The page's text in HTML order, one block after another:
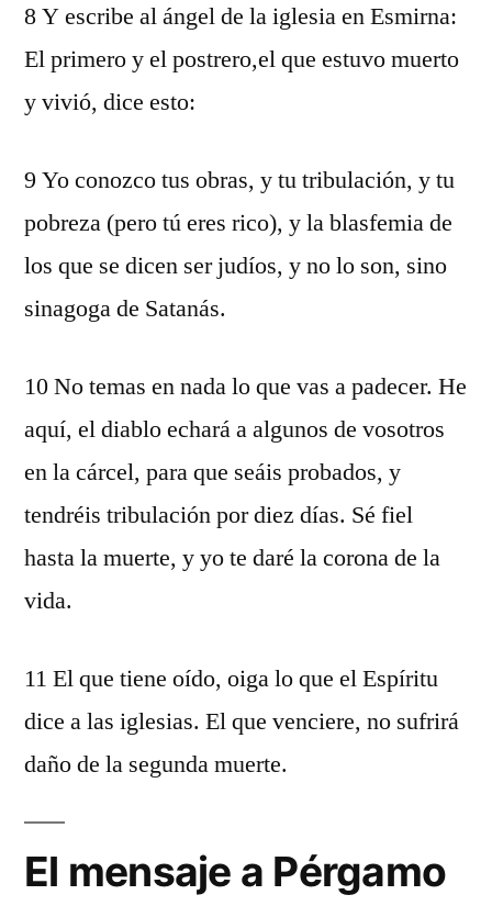
8 Y escribe al ángel de la iglesia en Esmirna:
El primero y el postrero,el que estuvo muerto
y vivió, dice esto:
9 Yo conozco tus obras, y tu tribulación, y tu
pobreza (pero tú eres rico), y la blasfemia de
los que se dicen ser judíos, y no lo son, sino
sinagoga de Satanás.
10 No temas en nada lo que vas a padecer. He
aquí, el diablo echará a algunos de vosotros
en la cárcel, para que seáis probados, y
tendréis tribulación por diez días. Sé fiel
hasta la muerte, y yo te daré la corona de la
vida.
11 El que tiene oído, oiga lo que el Espíritu
dice a las iglesias. El que venciere, no sufrirá
daño de la segunda muerte.
El mensaje a Pérgamo